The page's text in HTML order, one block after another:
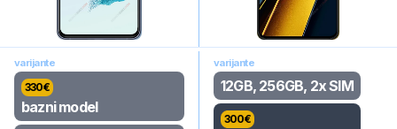
varijante
330€
bazni model
varijante
12GB, 256GB, 2x SIM
300€